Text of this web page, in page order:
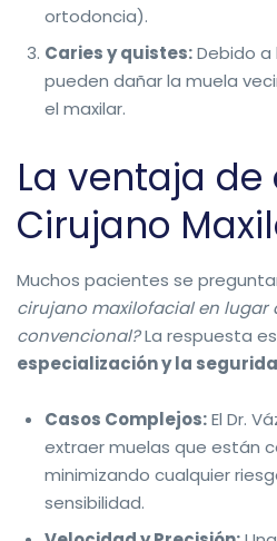
ortodoncia).
Caries y quistes:Debido
pueden dañar la muela
el maxilar.
La ventaja
Cirujano
Muchos pacientes se
cirujano maxilofacial en lugar
convencional?La respuesta
especialización y la
Casos Complejos:El Dr.
extraer muelas que están
minimizando cualquier
sensibilidad.